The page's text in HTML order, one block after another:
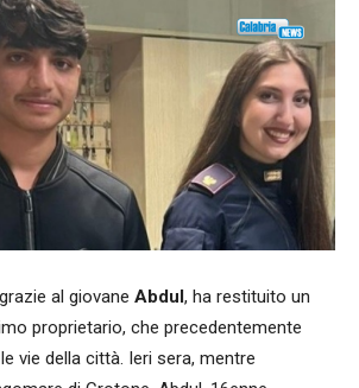
al giovane Abdul , ha restituito un
proprietario, che precedentemente
vie della città. Ieri sera, mentre